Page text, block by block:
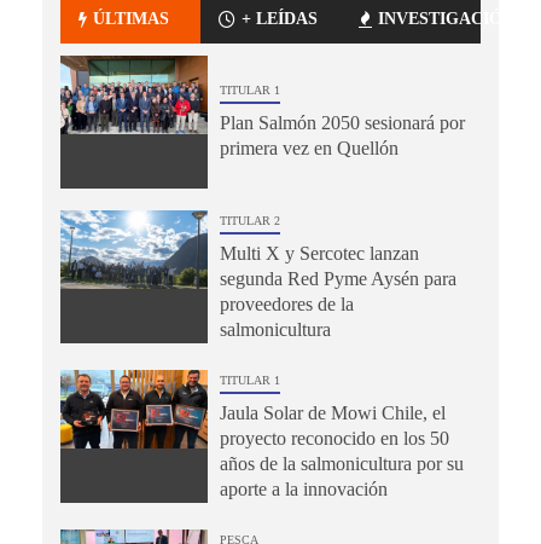
ÚLTIMAS + LEÍDAS INVESTIGACIÓN
TITULAR 1
Plan Salmón 2050 sesionará por
primera vez en Quellón
TITULAR 2
Multi X y Sercotec lanzan
segunda Red Pyme Aysén para
proveedores de la
salmonicultura
TITULAR 1
Jaula Solar de Mowi Chile, el
proyecto reconocido en los 50
años de la salmonicultura por su
aporte a la innovación
PESCA